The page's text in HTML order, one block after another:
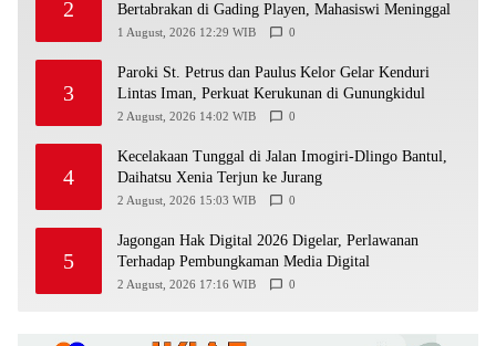
2
Bertabrakan di Gading Playen, Mahasiswi Meninggal
1 August, 2026 12:29 WIB 0
3
Paroki St. Petrus dan Paulus Kelor Gelar Kenduri
Lintas Iman, Perkuat Kerukunan di Gunungkidul
2 August, 2026 14:02 WIB 0
4
Kecelakaan Tunggal di Jalan Imogiri-Dlingo Bantul,
Daihatsu Xenia Terjun ke Jurang
2 August, 2026 15:03 WIB 0
5
Jagongan Hak Digital 2026 Digelar, Perlawanan
Terhadap Pembungkaman Media Digital
2 August, 2026 17:16 WIB 0